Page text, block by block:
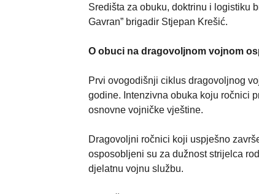
Središta za obuku, doktrinu i logistiku
Gavran” brigadir Stjepan Krešić.
O obuci na dragovoljnom vojnom
Prvi ovogodišnji ciklus dragovoljnog
godine. Intenzivna obuka koju ročnici
osnovne vojničke vještine.
Dragovoljni ročnici koji uspješno
osposobljeni su za dužnost strijelca
djelatnu vojnu službu.